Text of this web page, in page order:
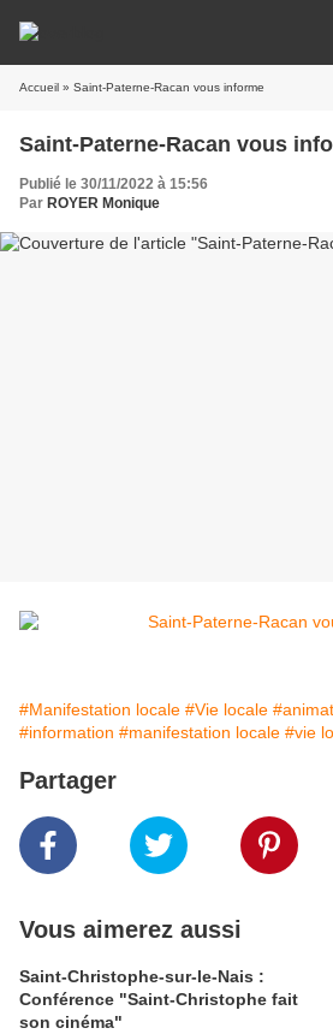
Accueil » Saint-Paterne-Racan vous informe
Saint-Paterne-Racan vous
Publié le 30/11/2022 à 15:56
Par ROYER Monique
#Manifestation locale #Vie locale
#information #manifestation locale #vie
Partager
Vous aimerez aussi
Saint-Christophe-sur-le-Nais :
Conférence "Saint-Christophe fait
son cinéma"